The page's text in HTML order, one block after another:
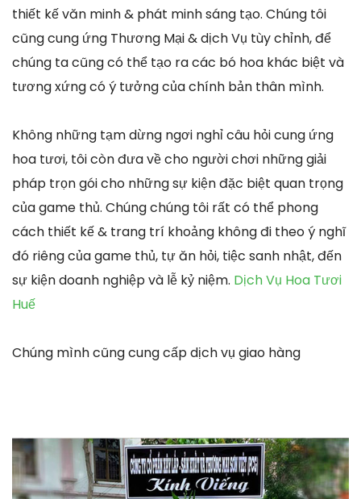
thiết kế văn minh & phát minh sáng tạo. Chúng tôi
cũng cung ứng Thương Mại & dịch Vụ tùy chỉnh, để
chúng ta cũng có thể tạo ra các bó hoa khác biệt và
tương xứng có ý tưởng của chính bản thân mình.
Không những tạm dừng ngơi nghỉ câu hỏi cung ứng
hoa tươi, tôi còn đưa về cho người chơi những giải
pháp trọn gói cho những sự kiện đặc biệt quan trọng
của game thủ. Chúng chúng tôi rất có thể phong
cách thiết kế & trang trí khoảng không đi theo ý nghĩ
đó riêng của game thủ, tự ăn hỏi, tiệc sanh nhật, đến
sự kiện doanh nghiệp và lễ kỷ niệm. Dịch Vụ Hoa Tươi
Huế
Chúng mình cũng cung cấp dịch vụ giao hàng